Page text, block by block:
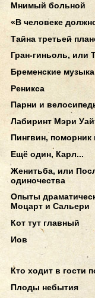
Мнимый больной
«В человеке
Тайна третьей
Гран-гиньоль, или
Бременские
Реникса
Парни и
Лабиринт Мэри
Пингвин, поморник
Ещё один, Карл...
Женитьба, или
одиночества
Опыты
Моцарт и Сальери
Кот тут главный
Иов
Кто ходит в гости
Плоды небытия